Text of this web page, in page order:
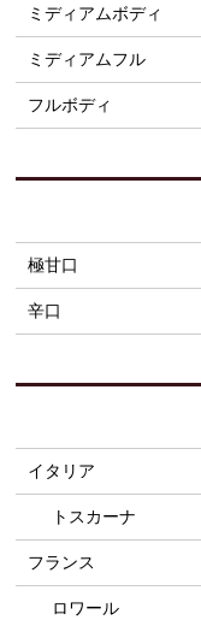
ミディアムボディ
ミディアムフル
フルボディ
極甘口
辛口
イタリア
トスカーナ
フランス
ロワール